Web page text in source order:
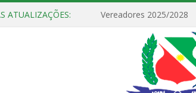
ATUALIZAÇÕES: Vereadores 2025/2028